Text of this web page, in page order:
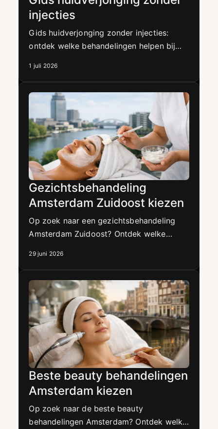
injecties
Gids huidverjonging zonder injecties:
ontdek welke behandelingen helpen bij
vochtarme huid.
1 juli 2026
Gezichtsbehandeling
Amsterdam Zuidoost kiezen
Op zoek naar een gezichtsbehandeling
Amsterdam Zuidoost? Ontdek welke
hydratatie en huidverjonging.
29 juni 2026
Beste beauty behandelingen
Amsterdam kiezen
Op zoek naar de beste beauty
behandelingen Amsterdam? Ontdek welke